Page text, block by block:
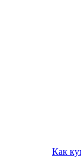
Как